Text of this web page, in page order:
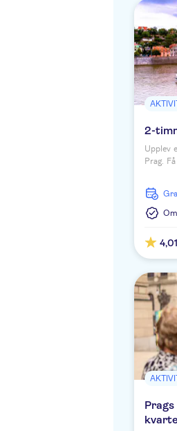
2-
Upplev
Prag.
4,01